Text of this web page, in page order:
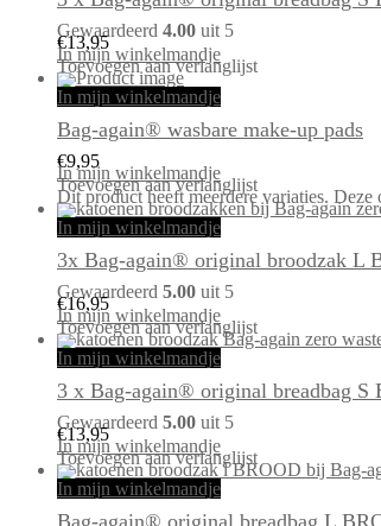
Gewaardeerd 4.00 uit 5
€13,95
In mijn winkelmandje
Toevoegen aan verlanglijst
In mijn winkelmandje
Bag-again® wasbare make-up pads
€9,95
In mijn winkelmandje
Toevoegen aan verlanglijst
Dit product heeft meerdere variaties.
In mijn winkelmandje
3x Bag-again® original broodzak L
Gewaardeerd 5.00 uit 5
€16,95
In mijn winkelmandje
Toevoegen aan verlanglijst
In mijn winkelmandje
3 x Bag-again® original breadbag S
Gewaardeerd 5.00 uit 5
€13,95
In mijn winkelmandje
Toevoegen aan verlanglijst
In mijn winkelmandje
Bag-again® original breadbag L